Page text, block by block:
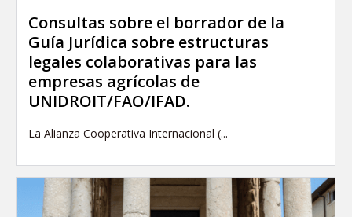
Consultas sobre el borrador de la
Guía Jurídica sobre estructuras
legales colaborativas para las
empresas agrícolas de
UNIDROIT/FAO/IFAD.
La Alianza Cooperativa Internacional (...